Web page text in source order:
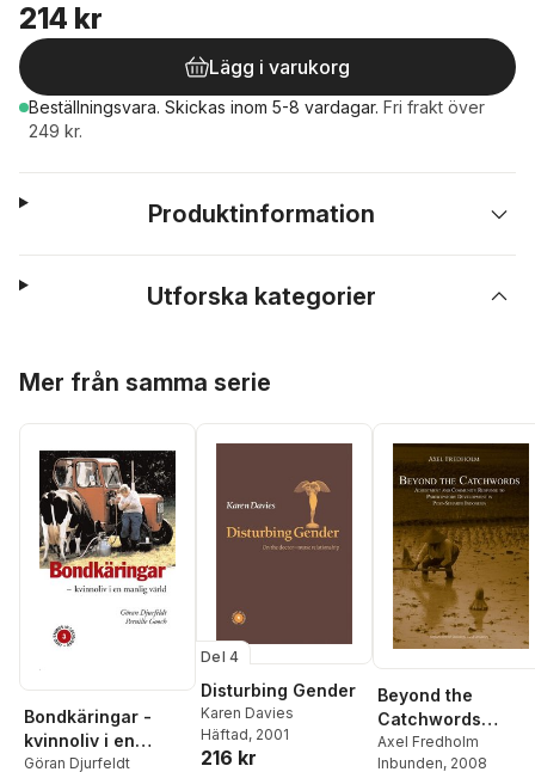
214 kr
Lägg i varukorg
Beställningsvara. Skickas inom 5-8 vardagar. Fri frakt över
249 kr.
Produktinformation
Utforska kategorier
Mer från samma serie
Bondkäringar -
kvinnoliv i en
manlig värld
Göran Djurfeldt
Del 4
Disturbing Gender
Karen Davies
Häftad, 2001
216 kr
Beyond the
Catchwords
Adjustment and
Community
Axel Fredholm
Inbunden, 2008